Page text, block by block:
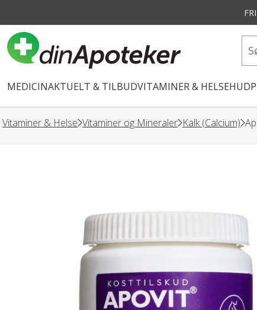
MEDICINAKTUELT & TILBUDVITAMINER & HELSE
Vitaminer & Helse Vitaminer og Mineraler Kalk (Calcium)